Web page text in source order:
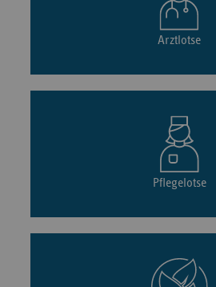
Arztlotse
Pflegelotse